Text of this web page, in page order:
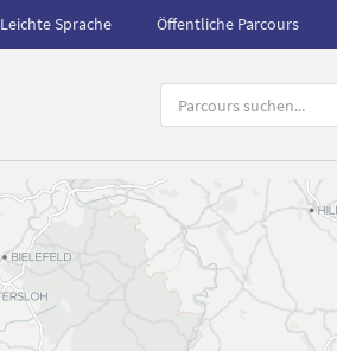
Leichte Sprache Öffentliche Parcours